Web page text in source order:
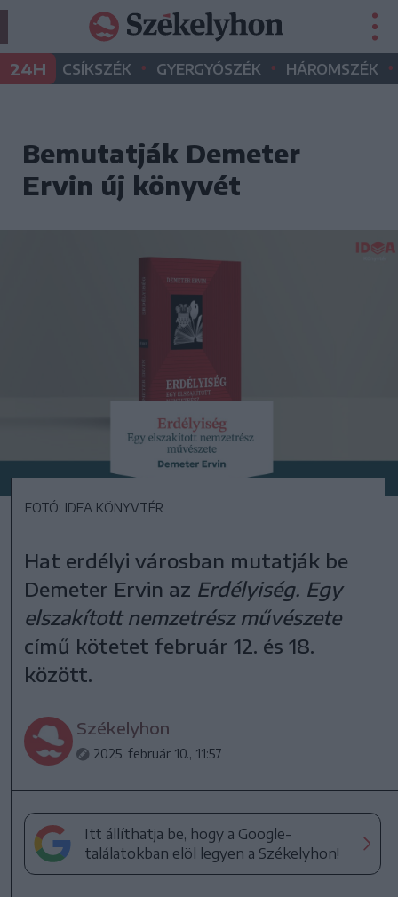
24H CSÍKSZÉK • GYERGYÓSZÉK • HÁROMSZÉK •
Bemutatják Demeter
Ervin új könyvét
FOTÓ: IDEA KÖNYVTÉR
Hat erdélyi városban mutatják be
Demeter Ervin az Erdélyiség. Egy
elszakított nemzetrész művészete
című kötetet február 12. és 18.
között.
Székelyhon
2025. február 10., 11:57
Itt állíthatja be, hogy a Google-
találatokban elöl legyen a Székelyhon!